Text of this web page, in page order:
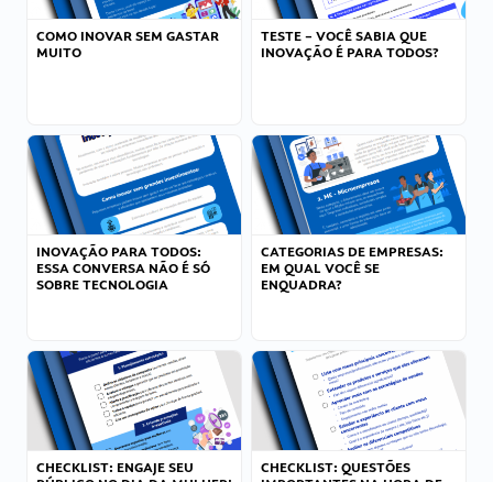
COMO INOVAR SEM GASTAR
MUITO
TESTE – VOCÊ SABIA QUE
INOVAÇÃO É PARA TODOS?
INOVAÇÃO PARA TODOS:
ESSA CONVERSA NÃO É SÓ
SOBRE TECNOLOGIA
CATEGORIAS DE EMPRESAS:
EM QUAL VOCÊ SE
ENQUADRA?
CHECKLIST: ENGAJE SEU
CHECKLIST: QUESTÕES